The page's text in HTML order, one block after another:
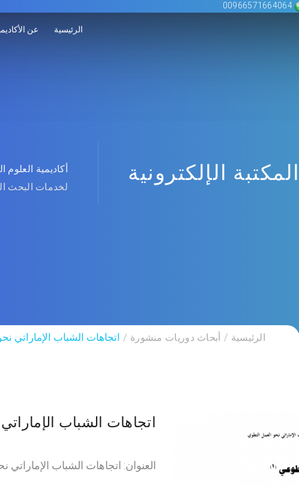
00966571664064
الرئيسية عن
المكتبة الإلكترونية
أكاديمية العلوم
لخدمات البحث
الرئيسية أبحاث دوريات منشورة اتجاهات الشباب الإماراتي
اتجاهات الشباب
العنوان: اتجاهات الشباب الإماراتي